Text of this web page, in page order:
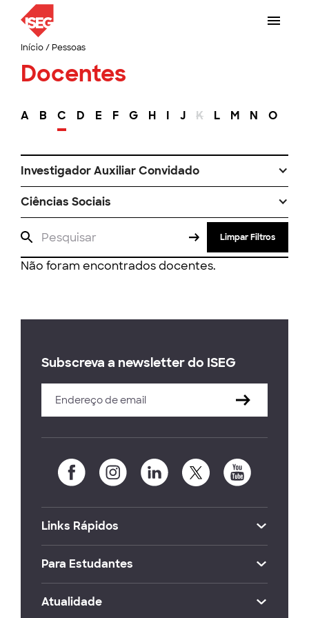
Início/ Pessoas
Docentes
A B C D E F G H I J K L M N O
Investigador Auxiliar Convidado
Ciências Sociais
Limpar Filtros
Não foram encontrados docentes.
Subscreva a newsletter do ISEG
Links Rápidos
Para Estudantes
Atualidade